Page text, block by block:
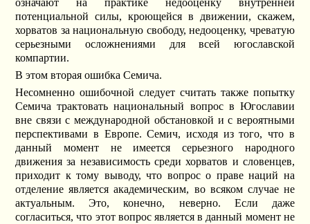
потенциальной силы, кроющейся в движении, скажем,
хорватов за национальную свободу, недооценку, чреватую
серьезными осложнениями для всей югославской
компартии.
В этом вторая ошибка Семича.
Несомненно ошибочной следует считать также попытку
Семича трактовать национальный вопрос в Югославии
вне связи с международной обстановкой и с вероятными
перспективами в Европе. Семич, исходя из того, что в
данный момент не имеется серьезного народного
движения за независимость среди хорватов и словенцев,
приходит к тому выводу, что вопрос о праве наций на
отделение является академическим, во всяком случае не
актуальным. Это, конечно, неверно. Если даже
согласиться, что этот вопрос является в данный момент не